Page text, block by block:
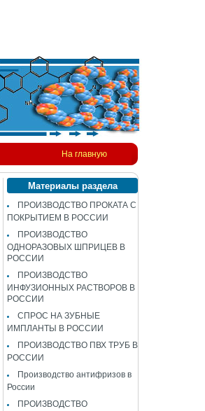
На главную
Материалы раздела
ПРОИЗВОДСТВО ПРОКАТА С
ПОКРЫТИЕМ В РОССИИ
ПРОИЗВОДСТВО
ОДНОРАЗОВЫХ ШПРИЦЕВ В
РОССИИ
ПРОИЗВОДСТВО
ИНФУЗИОННЫХ РАСТВОРОВ В
РОССИИ
СПРОС НА ЗУБНЫЕ
ИМПЛАНТЫ В РОССИИ
ПРОИЗВОДСТВО ПВХ ТРУБ В
РОССИИ
Производство антифризов в
России
ПРОИЗВОДСТВО